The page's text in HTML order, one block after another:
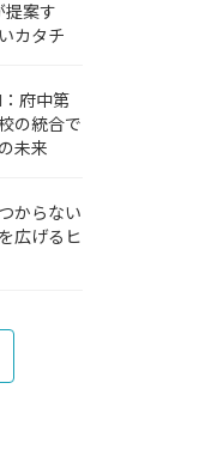
提案す
カタチ
府中第
の統合で
未来
からない
広げるヒ